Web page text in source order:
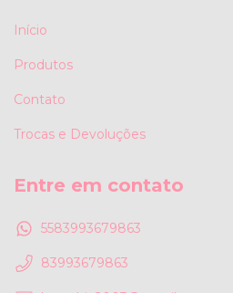
Início
Produtos
Contato
Trocas e Devoluções
Entre em contato
5583993679863
83993679863